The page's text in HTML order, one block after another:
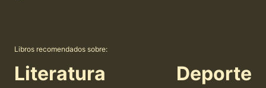
Libros recomendados sobre:
Literatura Deporte